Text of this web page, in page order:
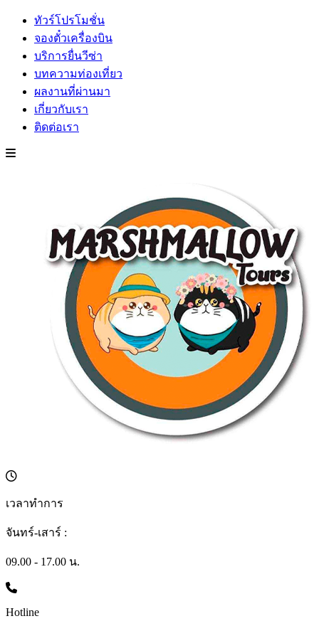
ทัวร์โปรโมชั่น
จองตั๋วเครื่องบิน
บริการยื่นวีซ่า
บทความท่องเที่ยว
ผลงานที่ผ่านมา
เกี่ยวกับเรา
ติดต่อเรา
เวลาทำการ
จันทร์-เสาร์ :
09.00 - 17.00 น.
Hotline